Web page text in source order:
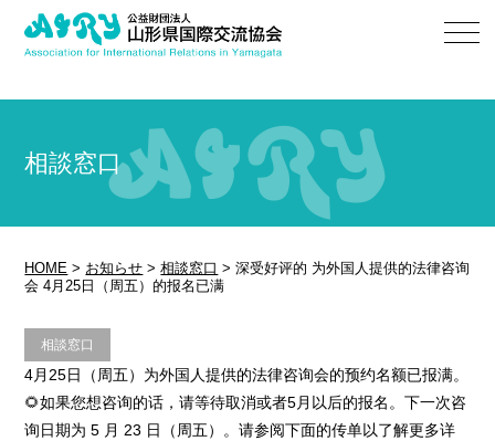
相談窓口
HOME > お知らせ >相談窓口 >深受好评的 为外国人提供的法律咨询
会 4月25日（周五）的报名已满
相談窓口
4月25日（周五）为外国人提供的法律咨询会的预约名额已报满。
🌻如果您想咨询的话，请等待取消或者5月以后的报名。下一次咨
询日期为 5 月 23 日（周五）。请参阅下面的传单以了解更多详